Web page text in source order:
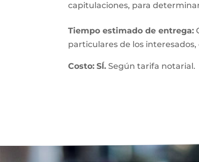
capitulaciones, para
Tiempo estimado de entrega:
particulares de los interesados,
Costo: SÍ. Según tarifa notarial.